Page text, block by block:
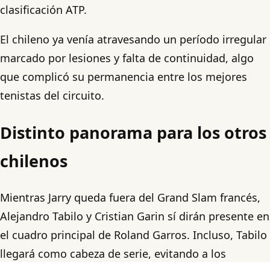
clasificación ATP.
El chileno ya venía atravesando un período irregular
marcado por lesiones y falta de continuidad, algo
que complicó su permanencia entre los mejores
tenistas del circuito.
Distinto panorama para los otros
chilenos
Mientras Jarry queda fuera del Grand Slam francés,
Alejandro Tabilo y Cristian Garin sí dirán presente en
el cuadro principal de Roland Garros. Incluso, Tabilo
llegará como cabeza de serie, evitando a los